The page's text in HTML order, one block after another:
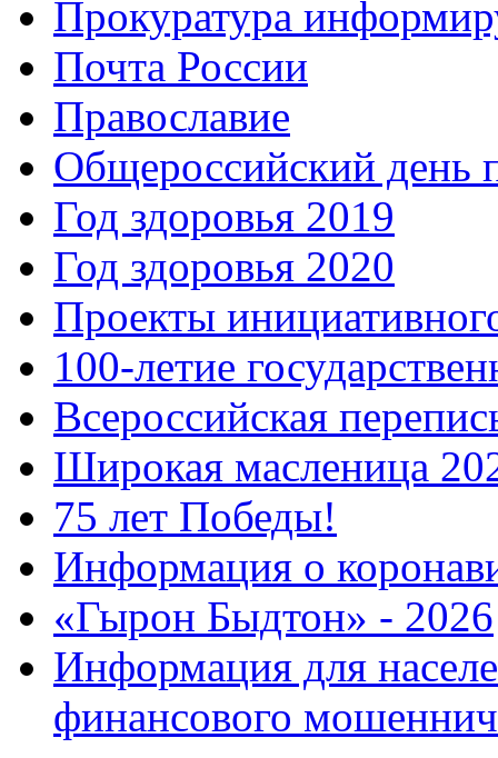
Прокуратура
Почта России
Православие
Общероссийский день
Год здоровья 2019
Год здоровья 2020
Проекты
100-летие
Всероссийская
Широкая масленица
75 лет Победы!
Информация о
«Гырон Быдтон» - 2026
Информация для
финансового